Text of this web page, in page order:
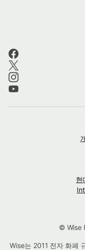
현
© Wise
Wise는 2011 전자 화폐